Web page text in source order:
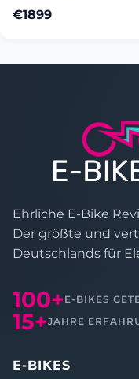
€1899
Ehrliche E-Bike
Der größte und
Deutschlands für
100+ E-BIKES
15+JAHRE
E-BIKES